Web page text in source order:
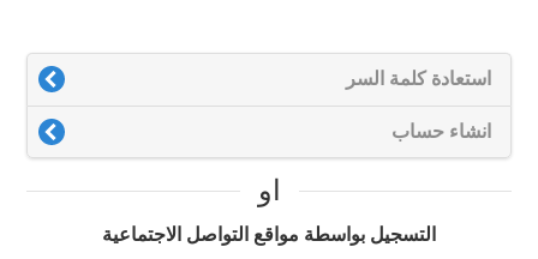
استعادة كلمة السر
انشاء حساب
او
التسجيل بواسطة مواقع التواصل الاجتماعية